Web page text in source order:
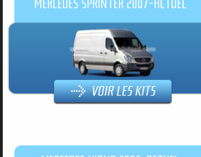
MERCEDES SPRINTER 2007-ACTUEL